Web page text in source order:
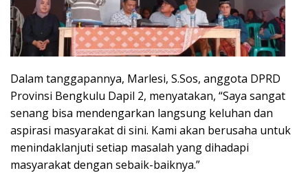
Dalam tanggapannya, Marlesi, S.Sos, anggota DPRD
Provinsi Bengkulu Dapil 2, menyatakan, “Saya sangat
senang bisa mendengarkan langsung keluhan dan
aspirasi masyarakat di sini. Kami akan berusaha untuk
menindaklanjuti setiap masalah yang dihadapi
masyarakat dengan sebaik-baiknya.”